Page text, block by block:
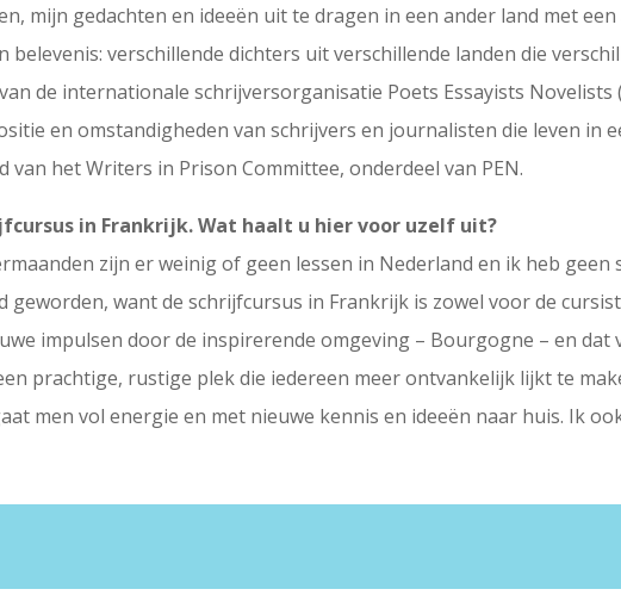
mijn gedachten en ideeën uit te dragen in een ander land met
belevenis: verschillende dichters uit verschillende landen die
de internationale schrijversorganisatie Poets Essayists Novelists
en omstandigheden van schrijvers en journalisten die leven in
het Writers in Prison Committee, onderdeel van PEN.
in Frankrijk. Wat haalt u hier voor uzelf uit?
zijn er weinig of geen lessen in Nederland en ik heb
geworden, want de schrijfcursus in Frankrijk is zowel voor de
impulsen door de inspirerende omgeving – Bourgogne – en dat
prachtige, rustige plek die iedereen meer ontvankelijk lijkt te
men vol energie en met nieuwe kennis en ideeën naar huis. Ik